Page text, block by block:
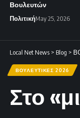
Βουλευτών
ΠολιτικήMay 25, 2026
Local Net News > Blog >
ΒΟΥΛΕΥΤΙΚΕΣ 2026
Στο